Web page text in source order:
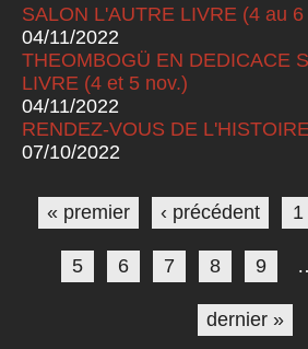
SALON L'AUTRE LIVRE (4 au 6
04/11/2022
THEOMBOGÜ EN DEDICACE
LIVRE (4 et 5 nov.)
04/11/2022
RENDEZ-VOUS DE
07/10/2022
Pages
« premier ‹ précédent 1
5 6 7 8 9
dernier »